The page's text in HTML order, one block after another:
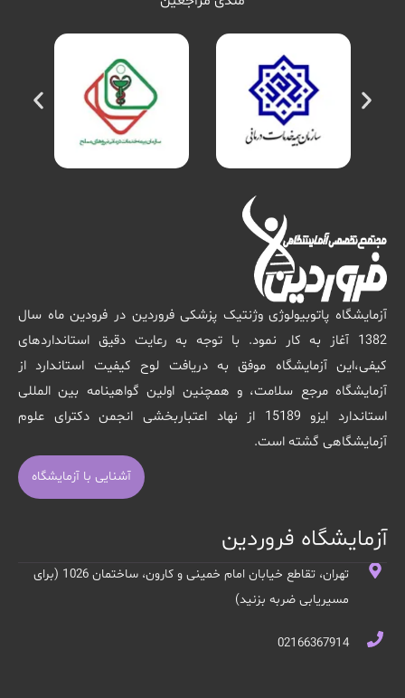
آزمایشگاه پاتوبیولوژی وژنتیک پزشکی فروردین در فرودین ماه سال
1382 آغاز به کار نمود. با توجه به رعایت دقیق استانداردهای
کیفی،این آزمایشگاه موفق به دریافت لوح کیفیت استاندارد از
آزمایشگاه مرجع سلامت، و همچنین اولین گواهینامه بین المللی
استاندارد ایزو 15189 از نهاد اعتباربخشی انجمن دکترای علوم
آزمایشگاهی گشته است.
آشنایی با آزمایشگاه
آزمایشگاه فروردین
تهران، تقاطع خیابان امام خمینی و کارون، ساختمان 1026 (برای
مسیریابی ضربه بزنید)
02166367914